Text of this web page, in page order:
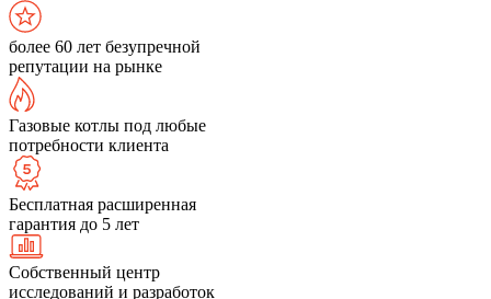
более 60 лет безупречной
репутации на рынке
Газовые котлы под любые
потребности клиента
Бесплатная расширенная
гарантия до 5 лет
Собственный центр
исследований и разработок